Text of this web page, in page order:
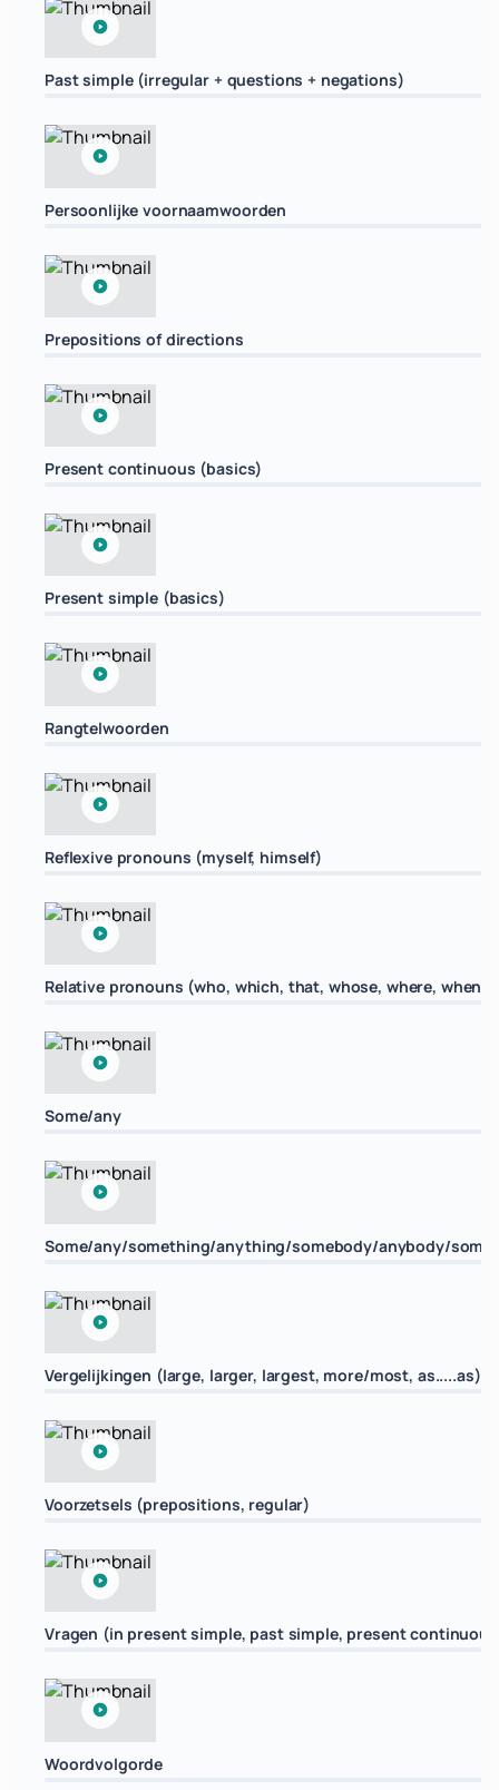
Past simple (irregular + questions + negations)
Persoonlijke voornaamwoorden
Prepositions of directions
Present continuous (basics)
Present simple (basics)
Rangtelwoorden
Reflexive pronouns (myself, himself)
Relative pronouns (who, which, that, whose, where, when)
Some/any
Some/any/something/anything/somebody/anybody/
Vergelijkingen (large, larger, largest, more/most, as.....as)
Voorzetsels (prepositions, regular)
Vragen (in present simple, past simple, present
Woordvolgorde